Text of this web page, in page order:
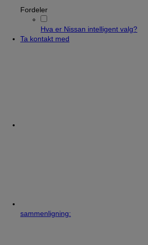
Fordeler
Hva er Nissan intelligent valg?
Ta kontakt med
sammenligning: